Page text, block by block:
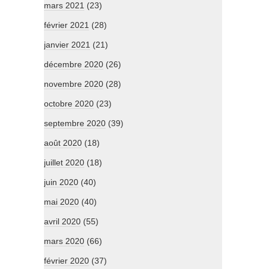
mars 2021 (23)
février 2021 (28)
janvier 2021 (21)
décembre 2020 (26)
novembre 2020 (28)
octobre 2020 (23)
septembre 2020 (39)
août 2020 (18)
juillet 2020 (18)
juin 2020 (40)
mai 2020 (40)
avril 2020 (55)
mars 2020 (66)
février 2020 (37)